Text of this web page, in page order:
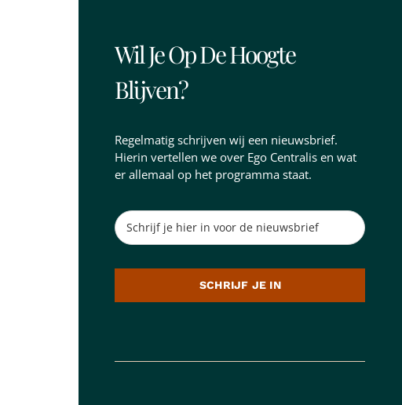
Wil Je Op De Hoogte
Blijven?
Regelmatig schrijven wij een nieuwsbrief.
Hierin vertellen we over Ego Centralis en wat
er allemaal op het programma staat.
SCHRIJF JE IN